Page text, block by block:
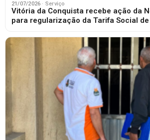
21/07/2026 · Serviço
Vitória da Conquista recebe ação da
para regularização da Tarifa Social de